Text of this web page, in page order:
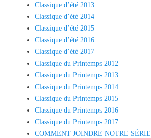
Classique d’été 2013
Classique d’été 2014
Classique d’été 2015
Classique d’été 2016
Classique d’été 2017
Classique du Printemps 2012
Classique du Printemps 2013
Classique du Printemps 2014
Classique du Printemps 2015
Classique du Printemps 2016
Classique du Printemps 2017
COMMENT JOINDRE NOTRE SÉRIE